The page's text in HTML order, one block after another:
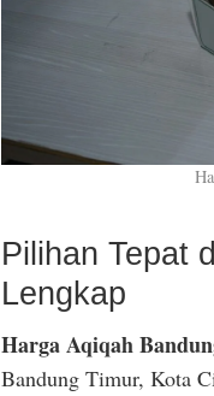
Pilihan Tepat
Lengkap
Harga Aqiqah
Bandung Timur, Kota